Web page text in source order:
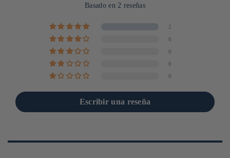
Basado en 2 reseñas
2
0
0
0
0
Escribir una reseña